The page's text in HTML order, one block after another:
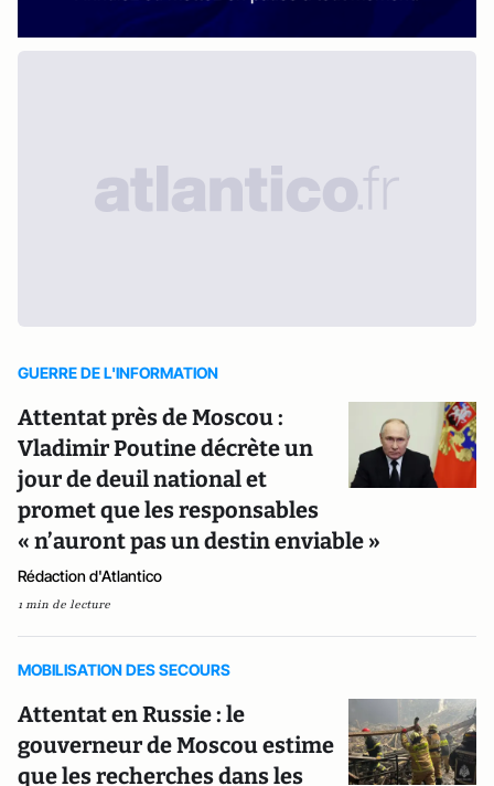
GUERRE DE L'INFORMATION
Attentat près de Moscou :
Vladimir Poutine décrète un
jour de deuil national et
promet que les responsables
« n’auront pas un destin enviable »
Rédaction d'Atlantico
1 min de lecture
MOBILISATION DES SECOURS
Attentat en Russie : le
gouverneur de Moscou estime
que les recherches dans les